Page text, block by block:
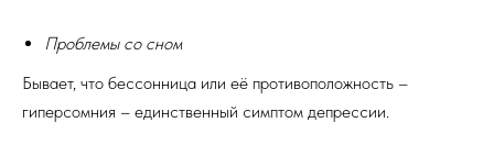
Проблемы со сном
Бывает, что бессонница или её противоположность –
гиперсомния – единственный симптом депрессии.